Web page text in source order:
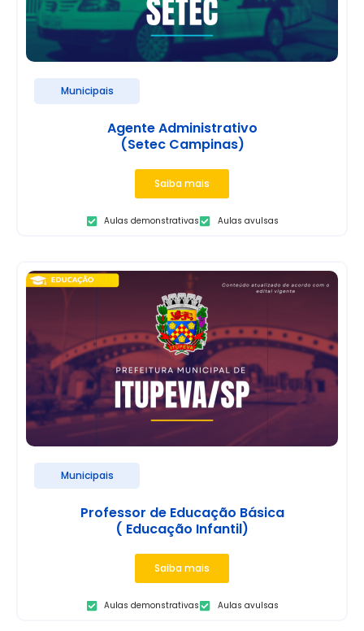
Municipais
Agente Administrativo
(Setec Campinas)
Saiba mais
Aulas demonstrativas Aulas avulsas
Municipais
Professor de Educação Básica
( Educação Infantil)
Saiba mais
Aulas demonstrativas Aulas avulsas